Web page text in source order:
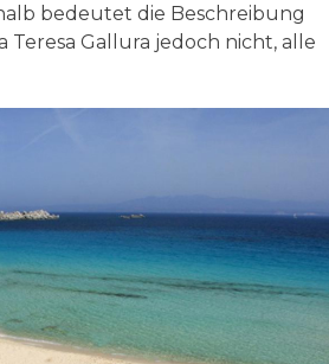
bedeutet die Beschreibung
Teresa Gallura jedoch nicht, alle